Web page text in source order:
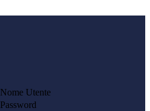
Nome Utente
Password